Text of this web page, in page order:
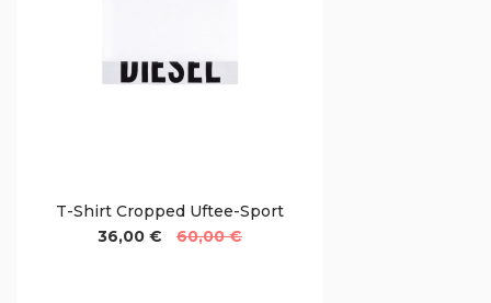
T-Shirt Cropped Uftee-Sport
36,00 €
60,00 €